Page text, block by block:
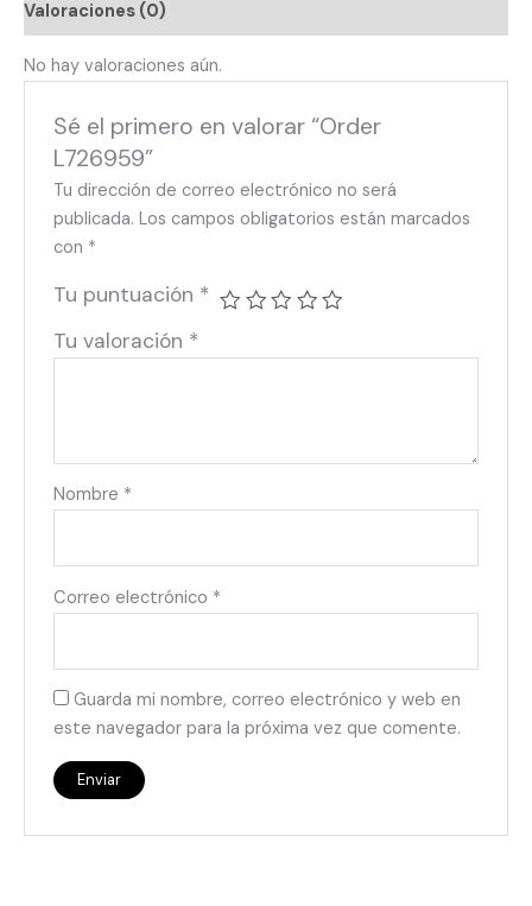
Valoraciones (0)
No hay valoraciones aún.
Sé el primero en valorar “Order
L726959”
Tu dirección de correo electrónico no será
publicada. Los campos obligatorios están marcados
con *
Tu puntuación *
Tu valoración *
Nombre *
Correo electrónico *
Guarda mi nombre, correo electrónico y web en
este navegador para la próxima vez que comente.